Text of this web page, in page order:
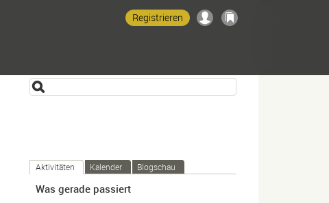
Registrieren
Aktivitäten Kalender Blogschau
Was gerade passiert